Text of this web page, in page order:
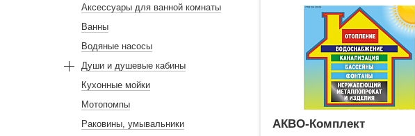
Аксессуары для ванной комнаты
Ванны
Водяные насосы
Души и душевые кабины
Кухонные мойки
Мотопомпы
Раковины, умывальники
АКВО-Комплект